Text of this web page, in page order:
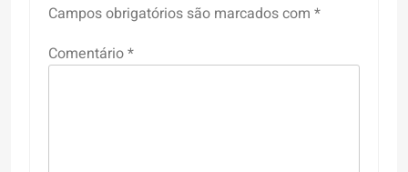
Campos obrigatórios são marcados com *
Comentário*